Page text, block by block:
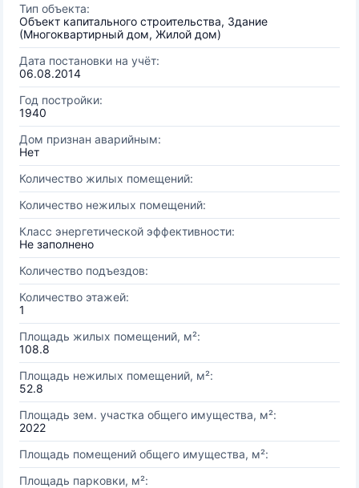
Тип объекта:
Объект капитального строительства, Здание
(Многоквартирный дом, Жилой дом)
Дата постановки на учёт:
06.08.2014
Год постройки:
1940
Дом признан аварийным:
Нет
Количество жилых помещений:
Количество нежилых помещений:
Класс энергетической эффективности:
Не заполнено
Количество подъездов:
Количество этажей:
1
Площадь жилых помещений, м²:
108.8
Площадь нежилых помещений, м²:
52.8
Площадь зем. участка общего имущества, м²:
2022
Площадь помещений общего имущества, м²:
Площадь парковки, м²: